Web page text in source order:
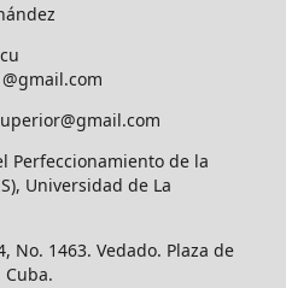
Perfeccionamiento de la
Universidad de La
No. 1463. Vedado. Plaza de
Cuba.